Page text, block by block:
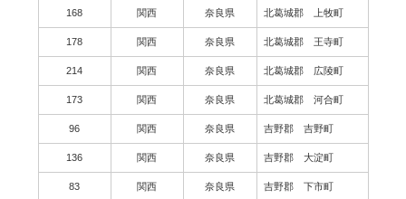
168 関西 奈良県 北葛城郡 上牧町
178 関西 奈良県 北葛城郡 王寺町
214 関西 奈良県 北葛城郡 広陵町
173 関西 奈良県 北葛城郡 河合町
96 関西 奈良県 吉野郡 吉野町
136 関西 奈良県 吉野郡 大淀町
83 関西 奈良県 吉野郡 下市町